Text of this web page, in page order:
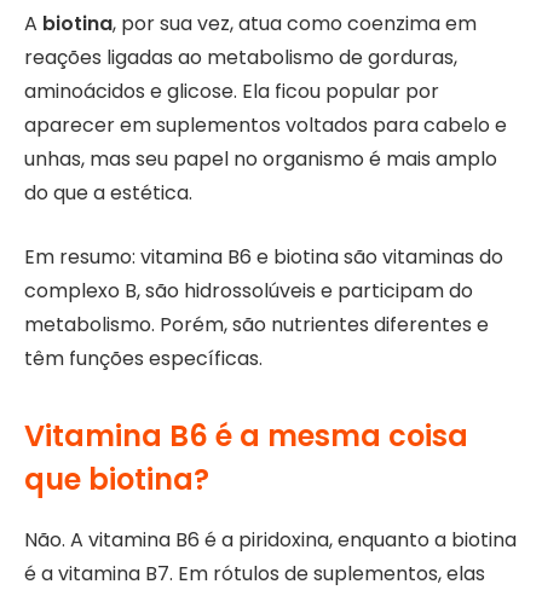
A biotina, por sua vez, atua como coenzima em
reações ligadas ao metabolismo de gorduras,
aminoácidos e glicose. Ela ficou popular por
aparecer em suplementos voltados para cabelo e
unhas, mas seu papel no organismo é mais amplo
do que a estética.
Em resumo: vitamina B6 e biotina são vitaminas do
complexo B, são hidrossolúveis e participam do
metabolismo. Porém, são nutrientes diferentes e
têm funções específicas.
Vitamina B6 é a mesma coisa
que biotina?
Não. A vitamina B6 é a piridoxina, enquanto a biotina
é a vitamina B7. Em rótulos de suplementos, elas